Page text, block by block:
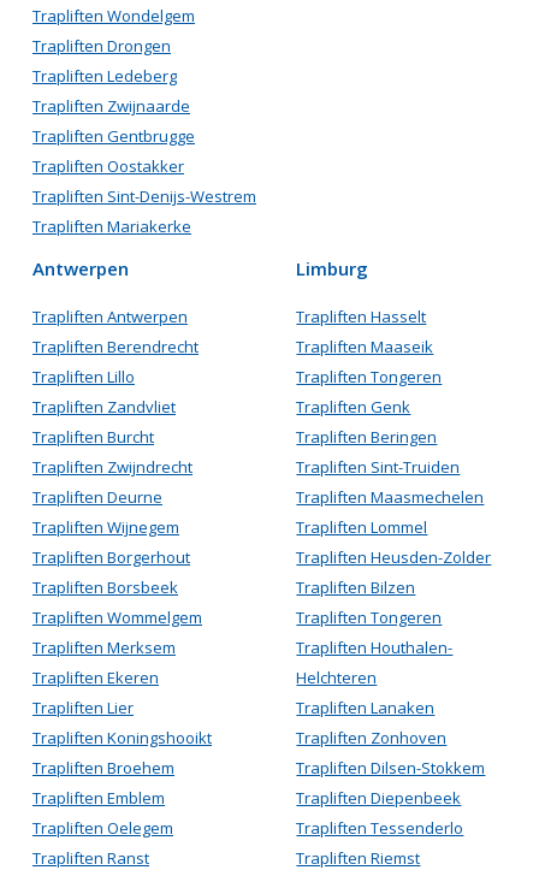
Trapliften Wondelgem
Trapliften Drongen
Trapliften Ledeberg
Trapliften Zwijnaarde
Trapliften Gentbrugge
Trapliften Oostakker
Trapliften Sint-Denijs-Westrem
Trapliften Mariakerke
Antwerpen
Trapliften Antwerpen
Trapliften Berendrecht
Trapliften Lillo
Trapliften Zandvliet
Trapliften Burcht
Trapliften Zwijndrecht
Trapliften Deurne
Trapliften Wijnegem
Trapliften Borgerhout
Trapliften Borsbeek
Trapliften Wommelgem
Trapliften Merksem
Trapliften Ekeren
Trapliften Lier
Trapliften Koningshooikt
Trapliften Broehem
Trapliften Emblem
Trapliften Oelegem
Trapliften Ranst
Limburg
Trapliften Hasselt
Trapliften Maaseik
Trapliften Tongeren
Trapliften Genk
Trapliften Beringen
Trapliften Sint-Truiden
Trapliften Maasmechelen
Trapliften Lommel
Trapliften Heusden-Zolder
Trapliften Bilzen
Trapliften Tongeren
Trapliften Houthalen-
Helchteren
Trapliften Lanaken
Trapliften Zonhoven
Trapliften Dilsen-Stokkem
Trapliften Diepenbeek
Trapliften Tessenderlo
Trapliften Riemst